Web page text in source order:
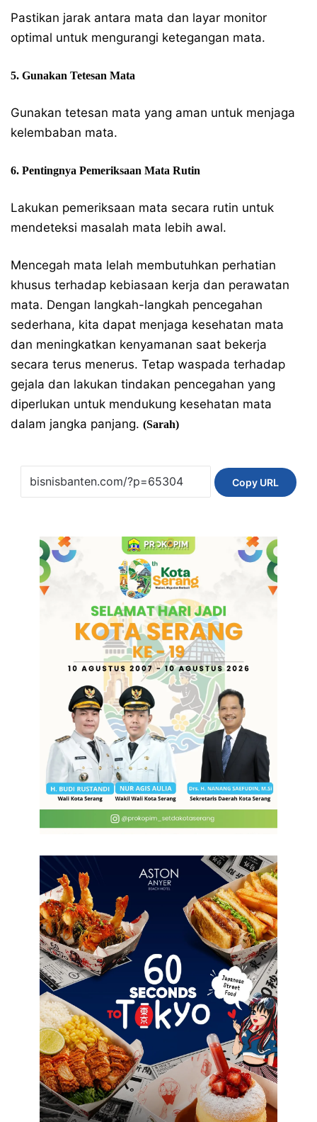
Pastikan jarak antara mata dan layar monitor
optimal untuk mengurangi ketegangan mata.
5. Gunakan Tetesan Mata
Gunakan tetesan mata yang aman untuk menjaga
kelembaban mata.
6. Pentingnya Pemeriksaan Mata Rutin
Lakukan pemeriksaan mata secara rutin untuk
mendeteksi masalah mata lebih awal.
Mencegah mata lelah membutuhkan perhatian
khusus terhadap kebiasaan kerja dan perawatan
mata. Dengan langkah-langkah pencegahan
sederhana, kita dapat menjaga kesehatan mata
dan meningkatkan kenyamanan saat bekerja
secara terus menerus. Tetap waspada terhadap
gejala dan lakukan tindakan pencegahan yang
diperlukan untuk mendukung kesehatan mata
dalam jangka panjang. (Sarah)
Copy URL